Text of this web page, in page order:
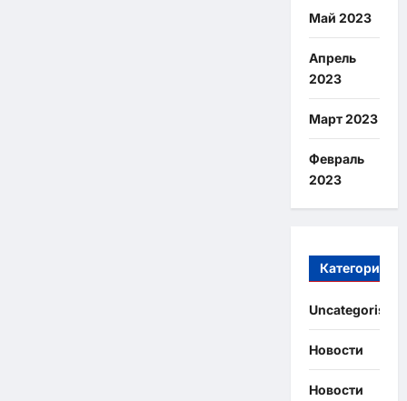
Май 2023
Апрель
2023
Март 2023
Февраль
2023
Категории
Uncategorised
Новости
Новости